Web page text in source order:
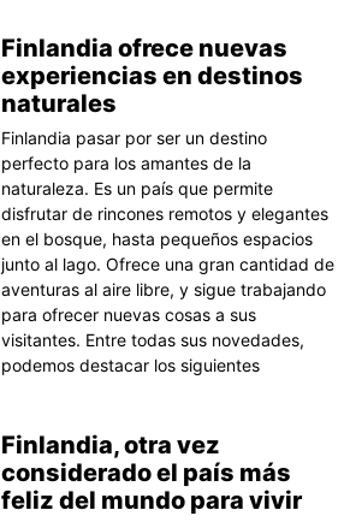
Finlandia ofrece nuevas
experiencias en destinos
naturales
Finlandia pasar por ser un destino
perfecto para los amantes de la
naturaleza. Es un país que permite
disfrutar de rincones remotos y elegantes
en el bosque, hasta pequeños espacios
junto al lago. Ofrece una gran cantidad de
aventuras al aire libre, y sigue trabajando
para ofrecer nuevas cosas a sus
visitantes. Entre todas sus novedades,
podemos destacar los siguientes
Finlandia, otra vez
considerado el país más
feliz del mundo para vivir